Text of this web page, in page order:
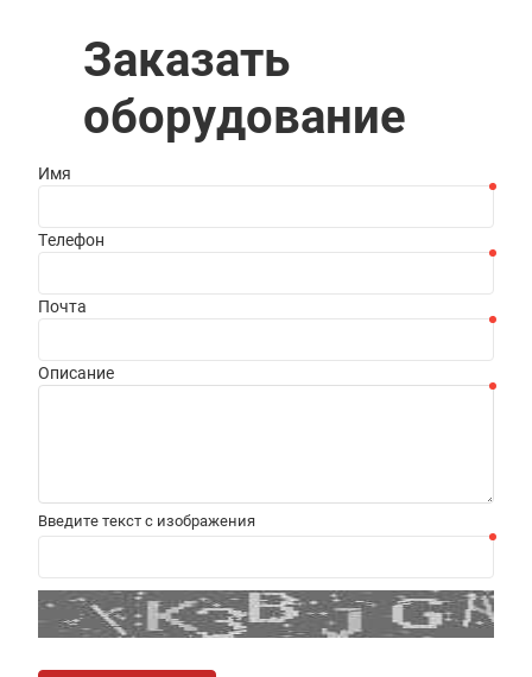
Длина, мм
Ширина, мм
1577
Высота, мм
1485
Заказать
оборудование
Имя
Телефон
Почта
Описание
Введите текст с изображения